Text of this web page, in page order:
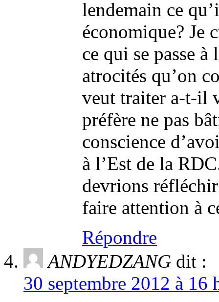
lendemain ce
économique? Je
ce qui se passe
atrocités qu’on
veut traiter a-t-il
préfère ne pas
conscience
à l’Est de la
devrions
faire attention à
Répondre
ANDYEDZANG dit :
30 septembre 2012 à